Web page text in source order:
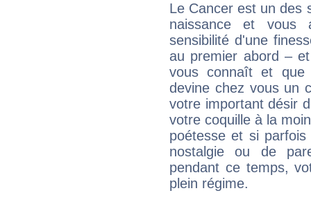
Le Cancer est un des
naissance et vous
sensibilité d'une
au premier abord –
vous connaît et
devine chez vous un
votre important désir
votre coquille à la
poétesse et si
nostalgie ou de
pendant ce temps,
plein régime.